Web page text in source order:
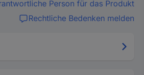
Person für das Produkt
Rechtliche Bedenken melden